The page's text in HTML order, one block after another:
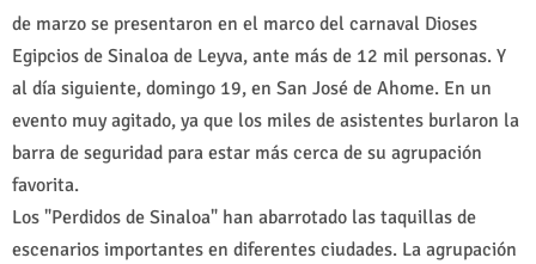
de marzo se presentaron en el marco del carnaval Dioses
Egipcios de Sinaloa de Leyva, ante más de 12 mil personas. Y
al día siguiente, domingo 19, en San José de Ahome. En un
evento muy agitado, ya que los miles de asistentes burlaron la
barra de seguridad para estar más cerca de su agrupación
favorita.
Los "Perdidos de Sinaloa" han abarrotado las taquillas de
escenarios importantes en diferentes ciudades. La agrupación